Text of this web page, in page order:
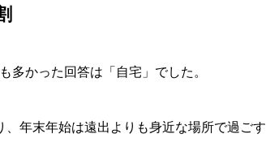
多かった回答は「自宅」でした。
年末年始は遠出よりも身近な場所で過ごす